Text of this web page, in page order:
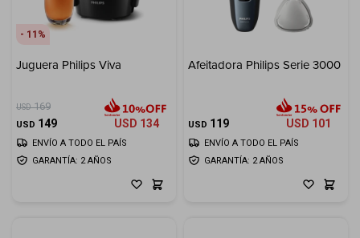
11
Juguera Philips Viva
USD 169
USD 149 USD 134
GARANTÍA: 2 AÑOS
ENVÍO A TODO EL PAÍS
Afeitadora Philips Serie 3000
USD 119 USD 101
GARANTÍA: 2 AÑOS
ENVÍO A TODO EL PAÍS